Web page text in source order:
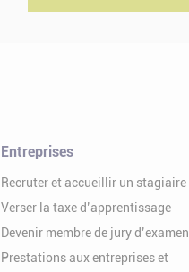
Entreprises
Recruter et accueillir un stagiaire
Verser la taxe d’apprentissage
Devenir membre de jury d’examen
Prestations aux entreprises et